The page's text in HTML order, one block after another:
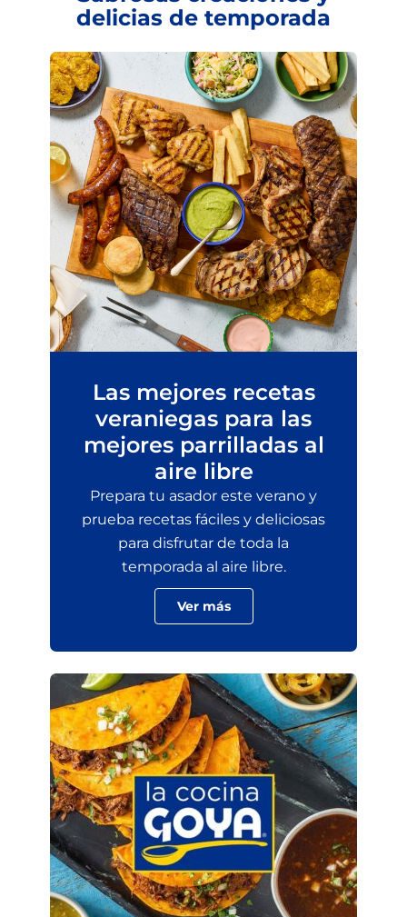
delicias de temporada
Las mejores recetas
veraniegas para las
mejores parrilladas al
aire libre
Prepara tu asador este verano y
prueba recetas fáciles y deliciosas
para disfrutar de toda la
temporada al aire libre.
Ver más